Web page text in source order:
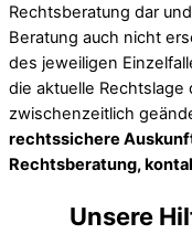
Rechtsberatung dar
Beratung auch nicht
des jeweiligen
die aktuelle Rechtslage
zwischenzeitlich
rechtssichere
Rechtsberatung,
Unsere